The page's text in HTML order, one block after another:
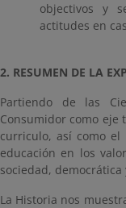
objectivos y
actitudes en
2. RESUMEN DE LA
Partiendo de las
Consumidor como eje
curriculo, así como
educación en los
sociedad, democrática
La Historia nos